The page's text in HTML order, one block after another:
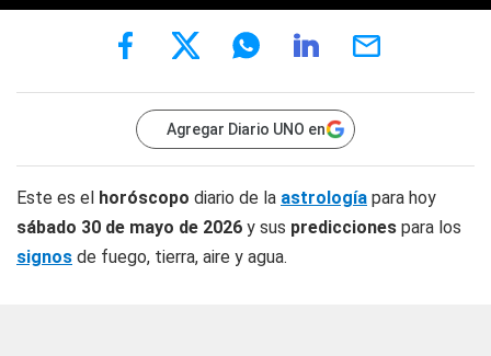
Agregar Diario UNO en
Este es el horóscopo diario de la astrología para hoy
sábado 30 de mayo de 2026 y sus predicciones para los
signos de fuego, tierra, aire y agua.